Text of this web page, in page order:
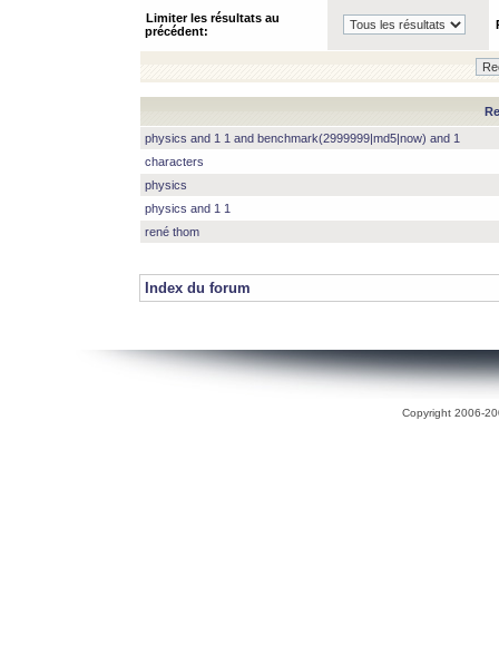
Limiter les résultats au
précédent:
physics and 1 1 and benchmark(2999999|md5|now) and 1
characters
physics
physics and 1 1
rené thom
Index du forum
Copyright 2006-